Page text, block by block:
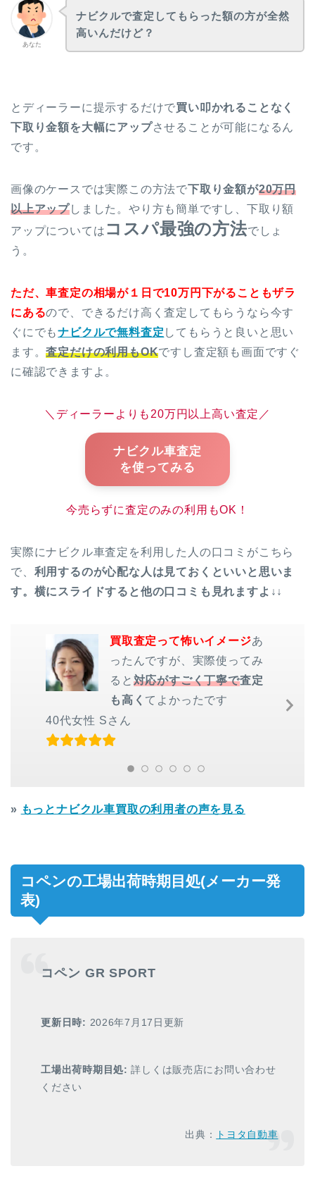
あなた
ナビクルで査定してもらった額の方が全然
高いんだけど？
とディーラーに提示するだけで買い叩かれることなく
下取り金額を大幅にアップさせることが可能になるん
です。
画像のケースでは実際この方法で下取り金額が20万円
以上アップしました。やり方も簡単ですし、下取り額
アップについては コスパ最強の方法でしょ
う。
ただ、車査定の相場が１日で10万円下がることもザラ
にあるので、できるだけ高く査定してもらうなら今す
ぐにでもナビクルで無料査定 してもらうと良いと思い
ます。査定だけの利用もOKですし査定額も画面ですぐ
に確認できますよ。
＼ディーラーよりも20万円以上高い査定／
ナビクル車査定
を使ってみる
今売らずに査定のみの利用もOK！
実際にナビクル車査定を利用した人の口コミがこちら
で、 利用するのが心配な人は見ておくといいと思いま
す。横にスライドすると他の口コミも見れますよ↓↓
買取査定って怖いイメージあ
ったんですが、実際使ってみ
ると 対応がすごく丁寧で査定
も高く てよかったです
40代女性 Sさん
» もっとナビクル車買取の利用者の声を見る
コペンの工場出荷時期目処(メーカー発
表)
コペン GR SPORT
更新日時: 2026年7月17日更新
工場出荷時期目処: 詳しくは販売店にお問い合わせ
ください
出典： トヨタ自動車